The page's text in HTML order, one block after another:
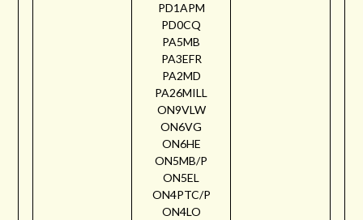
PD1APM
PD0CQ
PA5MB
PA3EFR
PA2MD
PA26MILL
ON9VLW
ON6VG
ON6HE
ON5MB/P
ON5EL
ON4PTC/P
ON4LO